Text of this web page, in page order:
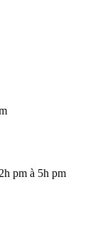
pm à 5h pm